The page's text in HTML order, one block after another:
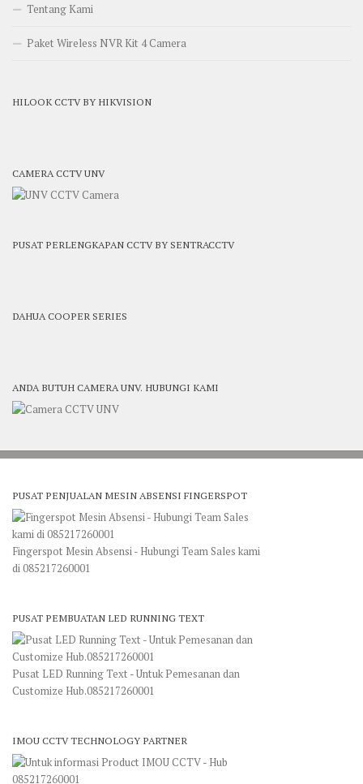
Tentang Kami
Paket Wireless NVR Kit 4 Camera
HILOOK CCTV BY HIKVISION
CAMERA CCTV UNV
PUSAT PERLENGKAPAN CCTV BY SENTRACCTV
DAHUA COOPER SERIES
ANDA BUTUH CAMERA UNV. HUBUNGI KAMI
PUSAT PENJUALAN MESIN ABSENSI FINGERSPOT
Fingerspot Mesin Absensi - Hubungi Team Sales kami
di 085217260001
PUSAT PEMBUATAN LED RUNNING TEXT
Pusat LED Running Text - Untuk Pemesanan dan
Customize Hub.085217260001
IMOU CCTV TECHNOLOGY PARTNER